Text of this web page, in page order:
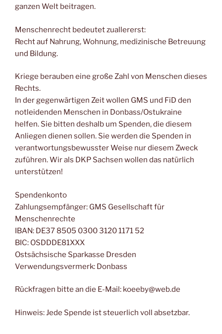
ganzen Welt beitragen.
Menschenrecht bedeutet zuallererst:
Recht auf Nahrung, Wohnung, medizinische Betreuung
und Bildung.
Kriege berauben eine große Zahl von Menschen dieses
Rechts.
In der gegenwärtigen Zeit wollen GMS und FiD den
notleidenden Menschen in Donbass/Ostukraine
helfen. Sie bitten deshalb um Spenden, die diesem
Anliegen dienen sollen. Sie werden die Spenden in
verantwortungsbewusster Weise nur diesem Zweck
zuführen. Wir als DKP Sachsen wollen das natürlich
unterstützen!
Spendenkonto
Zahlungsempfänger: GMS Gesellschaft für
Menschenrechte
IBAN: DE37 8505 0300 3120 1171 52
BIC: OSDDDE81XXX
Ostsächsische Sparkasse Dresden
Verwendungsvermerk: Donbass
Rückfragen bitte an die E-Mail: koeeby@web.de
Hinweis: Jede Spende ist steuerlich voll absetzbar.